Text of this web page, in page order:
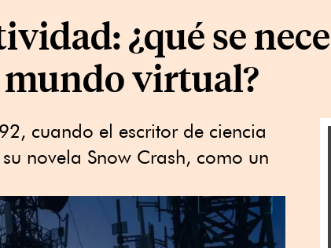
¿qué se
mundo virtual?
cuando el escritor de ciencia
novela Snow Crash, como un